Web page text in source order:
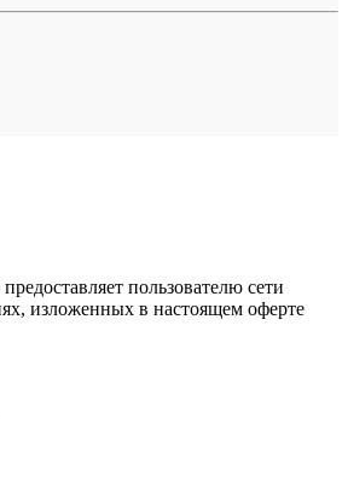
пользователю сети
изложенных в настоящем оферте